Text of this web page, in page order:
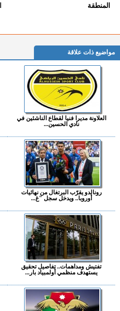
المنطقة
مواضيع ذات علاقة
العلاونة مديرا فنيا لقطاع الناشئين في
نادي الحسين...
رونالدو يقرّب البرتغال من نهائيات
أوروبا.. ويدخل سجل "غ...
تفتيش ومداهمات.. تفاصيل تحقيق
يستهدف منظمي أولمبياد بار...